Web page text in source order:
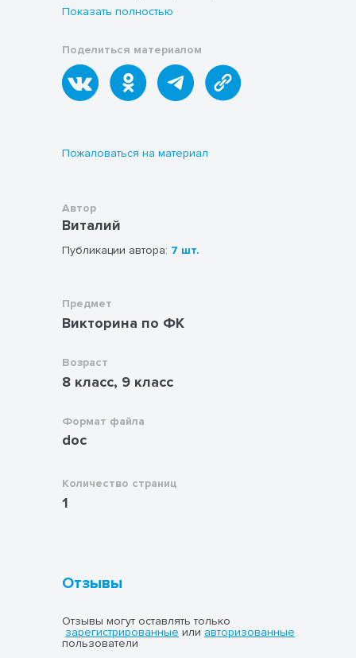
хорошо стоят на коньках, ловко работают
Показать полностью
Поделиться материалом
Пожаловаться на материал
Автор
Виталий
Публикации автора: 7 шт.
Предмет
Викторина по ФК
Возраст
8 класс, 9 класс
Формат файла
doc
Количество страниц
1
Отзывы
Отзывы могут оставлять только
зарегистрированные или авторизованные
пользователи